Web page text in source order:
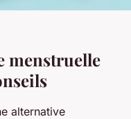
menstruelle
alternative